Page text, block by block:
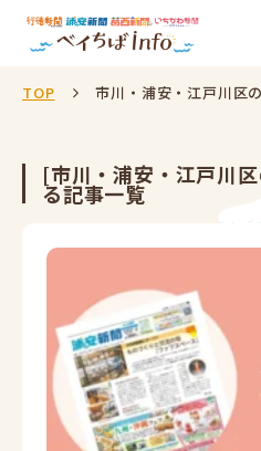
TOP 市川・浦安・江戸川区
[市川・浦安・江戸川
る記事一覧